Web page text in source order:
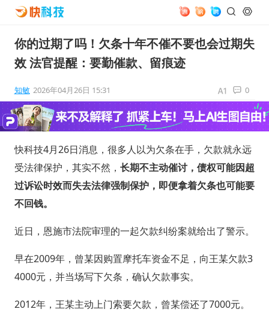
你的过期了吗！欠条十年不催不要也会过期失
效 法官提醒：要勤催款、留痕迹
知敏 2026年04月26日 15:31 0
快科技4月26日消息，很多人以为欠条在手，欠款就永远
受法律保护，其实不然， 长期不主动催讨，债权可能因超
过诉讼时效而失去法律强制保护，即便拿着欠条也可能要
不回钱。
近日，恩施市法院审理的一起欠款纠纷案就给出了警示。
早在2009年，曾某因购置摩托车资金不足，向王某欠款3
4000元，并当场写下欠条，确认欠款事实。
2012年，王某主动上门索要欠款，曾某偿还了7000元。